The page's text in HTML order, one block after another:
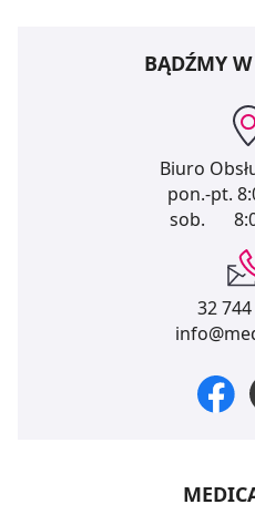
BĄDŹMY
Biuro
pon.-pt.
sob.
32